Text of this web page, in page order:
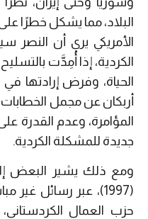
البلاد، مما يشكل خطرًا
الأمريكي يرى أن النصر
الكردية، إذا أُمِدَّت
الحياة، وفرض إرادتها
أربكان عن مجمل الخطابات
المؤامرة، وعدم القدرة
جديدة للمشكلة الكردية.
ومع ذلك يشير البعض
(1997)، عبر رسائل
حزب العمال